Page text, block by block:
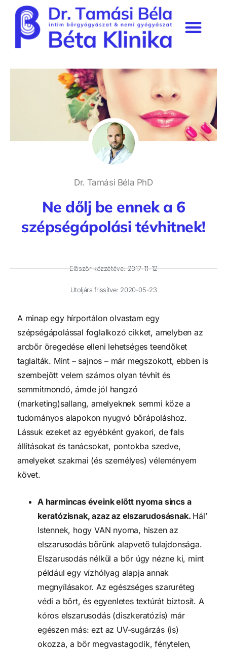
Dr. Tamási Béla PhD
Ne dőlj be ennek a 6
szépségápolási tévhitnek!
Először közzétéve: 2017-11-12
Utoljára frissítve: 2020-05-23
A minap egy hírportálon olvastam egy
szépségápolással foglalkozó cikket, amelyben az
arcbőr öregedése elleni lehetséges teendőket
taglalták. Mint – sajnos – már megszokott, ebben is
szembejött velem számos olyan tévhit és
semmitmondó, ámde jól hangzó
(marketing)sallang, amelyeknek semmi köze a
tudományos alapokon nyugvó bőrápoláshoz.
Lássuk ezeket az egyébként gyakori, de fals
állításokat és tanácsokat, pontokba szedve,
amelyeket szakmai (és személyes) véleményem
követ.
A harmincas éveink előtt nyoma sincs a
keratózisnak, azaz az elszarudosásnak. Hál’
Istennek, hogy VAN nyoma, hiszen az
elszarusodás bőrünk alapvető tulajdonsága.
Elszarusodás nélkül a bőr úgy nézne ki, mint
például egy vízhólyag alapja annak
megnyílásakor. Az egészséges szaruréteg
védi a bőrt, és egyenletes textúrát biztosít. A
kóros elszarusodás (diszkeratózis) már
egészen más: ezt az UV-sugárzás (is)
okozza, a bőr megvastagodik, fénytelen,